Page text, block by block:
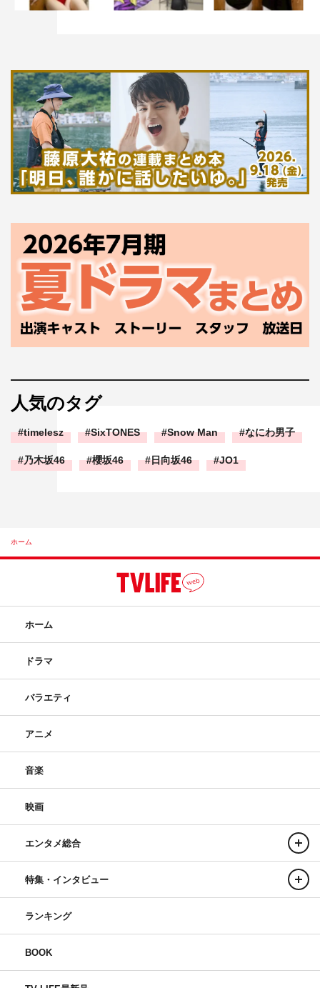
人気のタグ
timelesz SixTONES Snow Man なにわ男子
乃木坂46 櫻坂46 日向坂46 JO1
ホーム
ホーム
ドラマ
バラエティ
アニメ
音楽
映画
エンタメ総合
特集・インタビュー
ランキング
BOOK